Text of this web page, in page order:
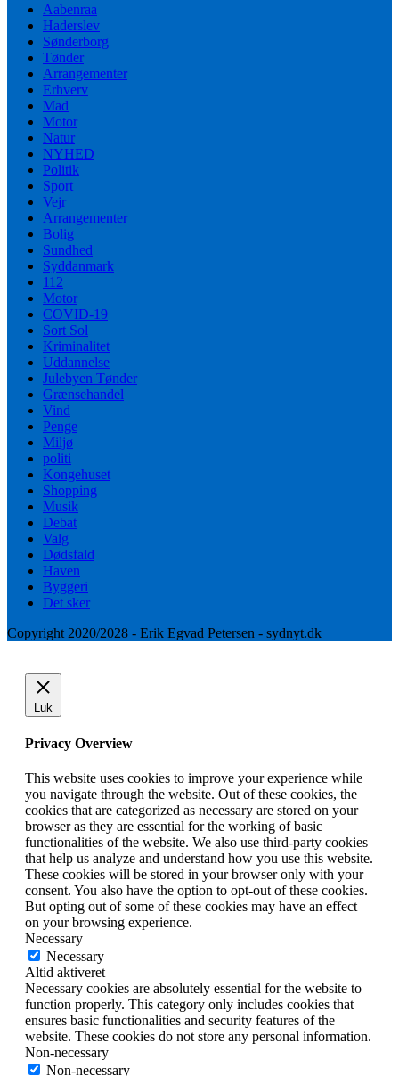
Aabenraa
Haderslev
Sønderborg
Tønder
Arrangementer
Erhverv
Mad
Motor
Natur
NYHED
Politik
Sport
Vejr
Arrangementer
Bolig
Sundhed
Syddanmark
112
Motor
COVID-19
Sort Sol
Kriminalitet
Uddannelse
Julebyen Tønder
Grænsehandel
Vind
Penge
Miljø
politi
Kongehuset
Shopping
Musik
Debat
Valg
Dødsfald
Haven
Byggeri
Det sker
Copyright 2020/2028 - Erik Egvad Petersen - sydnyt.dk
Luk
Privacy Overview
This website uses cookies to improve your experience while
you navigate through the website. Out of these cookies, the
cookies that are categorized as necessary are stored on your
browser as they are essential for the working of basic
functionalities of the website. We also use third-party cookies
that help us analyze and understand how you use this website.
These cookies will be stored in your browser only with your
consent. You also have the option to opt-out of these cookies.
But opting out of some of these cookies may have an effect
on your browsing experience.
Necessary
Necessary
Altid aktiveret
Necessary cookies are absolutely essential for the website to
function properly. This category only includes cookies that
ensures basic functionalities and security features of the
website. These cookies do not store any personal information.
Non-necessary
Non-necessary